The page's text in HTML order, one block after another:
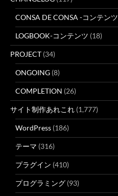
CONSA DE CONSA -コンテンツ
LOGBOOK-コンテンツ (18)
PROJECT (34)
ONGOING (8)
COMPLETION (26)
サイト制作あれこれ (1,777)
WordPress (186)
テーマ (316)
プラグイン (410)
プログラミング (93)